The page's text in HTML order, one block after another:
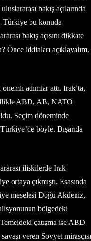
bakış açılarında
Türkiye bu konuda
bakış açısını dikkate
Önce iddiaları açıklayalım,
adımlar attı. Irak’ta,
ABD, AB, NATO
Seçim döneminde
böyle. Dışarıda
ilişkilerde Irak
ortaya çıkmıştı. Esasında
meselesi Doğu Akdeniz,
bölgedeki
çatışma ise ABD
veren Sovyet mirasçısı